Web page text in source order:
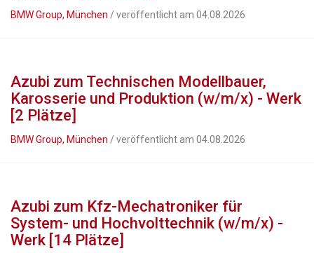
BMW Group, München / veröffentlicht am 04.08.2026
Azubi zum Technischen Modellbauer,
Karosserie und Produktion (w/m/x) - Werk
[2 Plätze]
BMW Group, München / veröffentlicht am 04.08.2026
Azubi zum Kfz-Mechatroniker für
System- und Hochvolttechnik (w/m/x) -
Werk [14 Plätze]